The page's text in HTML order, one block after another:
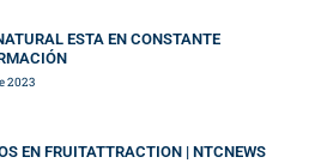
ESTA EN CONSTANTE
2023
EN FRUITATTRACTION | NTCNEWS